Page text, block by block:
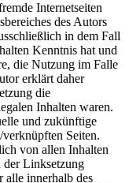
Internetseiten
des Autors
in dem Fall
Kenntnis hat und
die Nutzung im Falle
erklärt daher
die
Inhalten waren.
und zukünftige
Seiten.
von allen Inhalten
der Linksetzung
alle innerhalb des